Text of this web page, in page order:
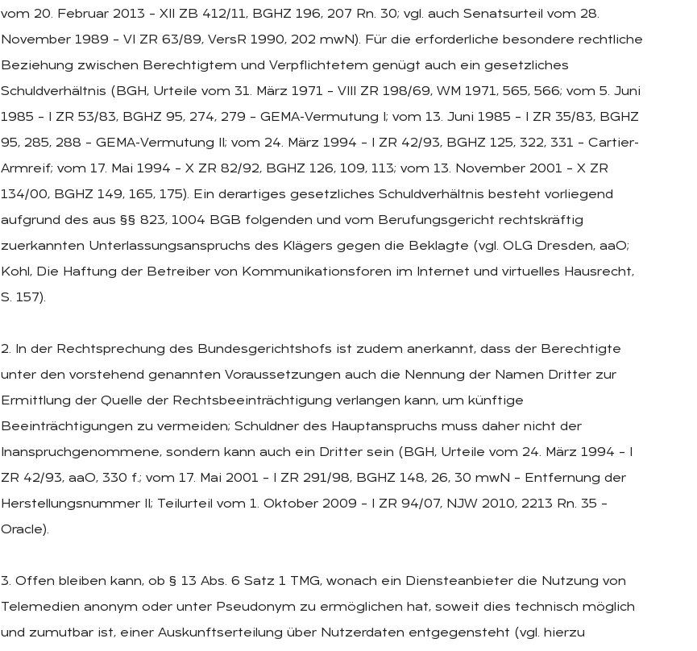
vom 20. Februar 2013 – XII ZB 412/11, BGHZ 196, 207 Rn. 30; vgl. auch Senatsurteil vom 28.
November 1989 – VI ZR 63/89, VersR 1990, 202 mwN). Für die erforderliche besondere rechtliche
Beziehung zwischen Berechtigtem und Verpflichtetem genügt auch ein gesetzliches
Schuldverhältnis (BGH, Urteile vom 31. März 1971 – VIII ZR 198/69, WM 1971, 565, 566; vom 5. Juni
1985 – I ZR 53/83, BGHZ 95, 274, 279 – GEMA-Vermutung I; vom 13. Juni 1985 – I ZR 35/83, BGHZ
95, 285, 288 – GEMA-Vermutung II; vom 24. März 1994 – I ZR 42/93, BGHZ 125, 322, 331 – Cartier-
Armreif; vom 17. Mai 1994 – X ZR 82/92, BGHZ 126, 109, 113; vom 13. November 2001 – X ZR
134/00, BGHZ 149, 165, 175). Ein derartiges gesetzliches Schuldverhältnis besteht vorliegend
aufgrund des aus §§ 823, 1004 BGB folgenden und vom Berufungsgericht rechtskräftig
zuerkannten Unterlassungsanspruchs des Klägers gegen die Beklagte (vgl. OLG Dresden, aaO;
Kohl, Die Haftung der Betreiber von Kommunikationsforen im Internet und virtuelles Hausrecht,
S. 157).
2. In der Rechtsprechung des Bundesgerichtshofs ist zudem anerkannt, dass der Berechtigte
unter den vorstehend genannten Voraussetzungen auch die Nennung der Namen Dritter zur
Ermittlung der Quelle der Rechtsbeeinträchtigung verlangen kann, um künftige
Beeinträchtigungen zu vermeiden; Schuldner des Hauptanspruchs muss daher nicht der
Inanspruchgenommene, sondern kann auch ein Dritter sein (BGH, Urteile vom 24. März 1994 – I
ZR 42/93, aaO, 330 f.; vom 17. Mai 2001 – I ZR 291/98, BGHZ 148, 26, 30 mwN – Entfernung der
Herstellungsnummer II; Teilurteil vom 1. Oktober 2009 – I ZR 94/07, NJW 2010, 2213 Rn. 35 –
Oracle).
3. Offen bleiben kann, ob § 13 Abs. 6 Satz 1 TMG, wonach ein Diensteanbieter die Nutzung von
Telemedien anonym oder unter Pseudonym zu ermöglichen hat, soweit dies technisch möglich
und zumutbar ist, einer Auskunftserteilung über Nutzerdaten entgegensteht (vgl. hierzu